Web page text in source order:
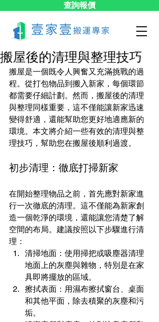
查詢報價
搬屋後的清理與整理技巧
搬屋是一個既令人興奮又充滿挑戰的過
程。從打包物品到搬入新家，每個環節
都需要仔細計劃。然而，搬屋後的清理
與整理同樣重要，這不僅能讓新家迅速
變得舒適，還能幫助您更好地適應新的
環境。本文將介紹一些有效的清理與整
理技巧，幫助您在搬屋後順利過渡。
初步清理：徹底打掃新家
在開始整理物品之前，首先應對新家進
行一次徹底的清理。這不僅能為新家創
造一個乾淨的環境，還能讓您清楚了解
空間的布局。建議按照以下步驟進行清
理：
清掃地面：使用掃把或吸塵器清理
地面上的灰塵與雜物，特別是在家
具即將擺放的區域。
擦拭表面：用濕布擦拭窗台、桌面
和其他平面，除去積聚的灰塵和污
垢。